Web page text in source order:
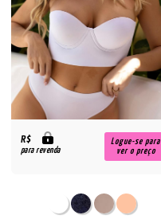
R$
para revenda
Logue-se para
ver o preço